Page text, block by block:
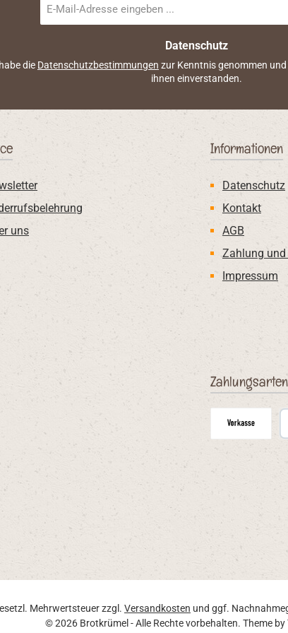
wird das
Aktivität.Das
Starter für
für alle
und Ur-
Auch
können
werden.Alle
bis 3-stufigen
auch
Varianten
aus.
Mail-
Datenschutz
die Datenschutzbestimmungen zur Kenntnis genommen und
ihnen einverstanden.
uns
Informationen
Datenschutz
Kontakt
AGB
Zahlung und
Impressum
Zahlungsarten
Vorauskasse
Mehrwertsteuer zzgl. Versandkosten und ggf.
© 2026 Brotkrümel - Alle Rechte vorbehalten. Theme by